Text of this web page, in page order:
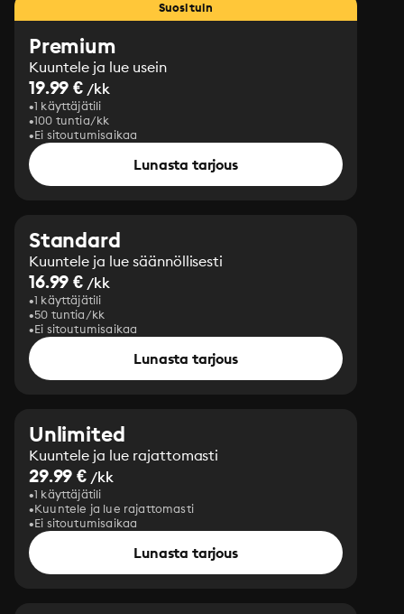
Suosituin
Premium
Kuuntele ja lue usein
19.99 € /kk
1 käyttäjätili
100 tuntia/kk
Ei sitoutumisaikaa
Lunasta tarjous
Standard
Kuuntele ja lue säännöllisesti
16.99 € /kk
1 käyttäjätili
50 tuntia/kk
Ei sitoutumisaikaa
Lunasta tarjous
Unlimited
Kuuntele ja lue rajattomasti
29.99 € /kk
1 käyttäjätili
Kuuntele ja lue rajattomasti
Ei sitoutumisaikaa
Lunasta tarjous